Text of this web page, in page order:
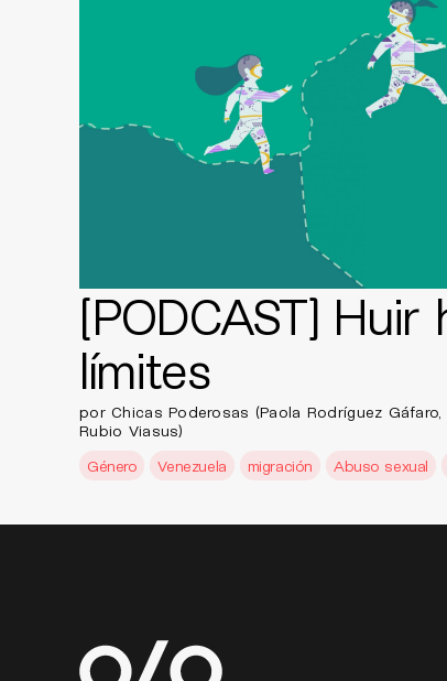
[PODCAST] Huir
límites
por Chicas Poderosas (Paola Rodríguez
Rubio Viasus)
Género
Venezuela migración Abuso sexual